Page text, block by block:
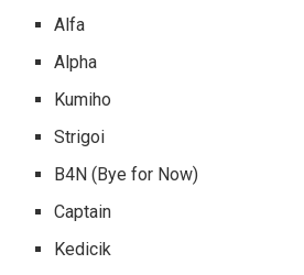
Alfa
Alpha
Kumiho
Strigoi
B4N (Bye for Now)
Captain
Kedicik